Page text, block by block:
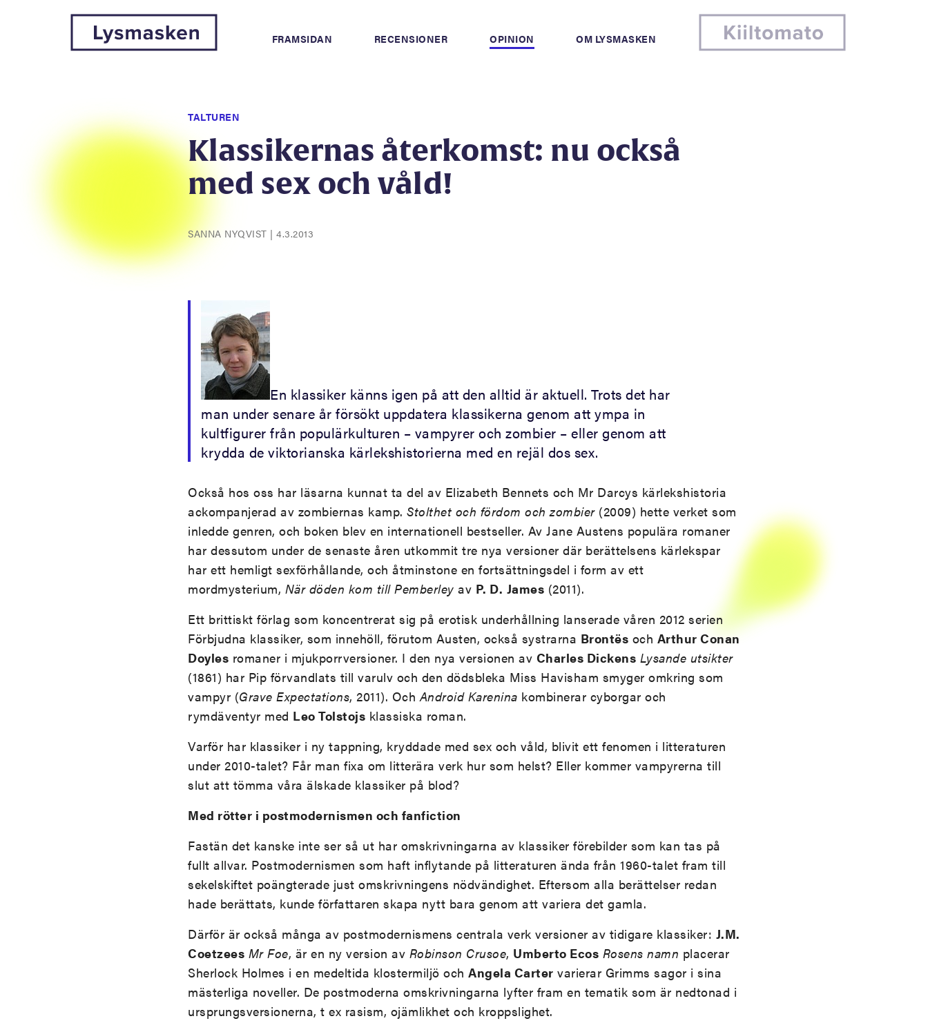
FRAMSIDAN RECENSIONER OPINION OM LYSMASKEN
TALTUREN
Klassikernas återkomst: nu också
med sex och våld!
SANNA NYQVIST | 4.3.2013
En klassiker känns igen på att den alltid är aktuell. Trots det har
man under senare år försökt uppdatera klassikerna genom att ympa in
kultfigurer från populärkulturen – vampyrer och zombier – eller genom att
krydda de viktorianska kärlekshistorierna med en rejäl dos sex.
Också hos oss har läsarna kunnat ta del av Elizabeth Bennets och Mr Darcys kärlekshistoria
ackompanjerad av zombiernas kamp. Stolthet och fördom och zombier (2009) hette verket som
inledde genren, och boken blev en internationell bestseller. Av Jane Austens populära romaner
har dessutom under de senaste åren utkommit tre nya versioner där berättelsens kärlekspar
har ett hemligt sexförhållande, och åtminstone en fortsättningsdel i form av ett
mordmysterium, När döden kom till Pemberley av P. D. James (2011).
Ett brittiskt förlag som koncentrerat sig på erotisk underhållning lanserade våren 2012 serien
Förbjudna klassiker, som innehöll, förutom Austen, också systrarna Brontës och Arthur Conan
Doyles romaner i mjukporrversioner. I den nya versionen av Charles Dickens Lysande utsikter
(1861) har Pip förvandlats till varulv och den dödsbleka Miss Havisham smyger omkring som
vampyr (Grave Expectations, 2011). OchAndroid Karenina kombinerar cyborgar och
rymdäventyr med Leo Tolstojs klassiska roman.
Varför har klassiker i ny tappning, kryddade med sex och våld, blivit ett fenomen i litteraturen
under 2010-talet? Får man fixa om litterära verk hur som helst? Eller kommer vampyrerna till
slut att tömma våra älskade klassiker på blod?
Med rötter i postmodernismen och fanfiction
Fastän det kanske inte ser så ut har omskrivningarna av klassiker förebilder som kan tas på
fullt allvar. Postmodernismen som haft inflytande på litteraturen ända från 1960-talet fram till
sekelskiftet poängterade just omskrivningens nödvändighet. Eftersom alla berättelser redan
hade berättats, kunde författaren skapa nytt bara genom att variera det gamla.
Därför är också många av postmodernismens centrala verk versioner av tidigare klassiker: J.M.
Coetzees Mr Foe, är en ny version av Robinson Crusoe, Umberto Ecos Rosens namn placerar
Sherlock Holmes i en medeltida klostermiljö och Angela Carter varierar Grimms sagor i sina
mästerliga noveller. De postmoderna omskrivningarna lyfter fram en tematik som är nedtonad i
ursprungsversionerna, t ex rasism, ojämlikhet och kroppslighet.